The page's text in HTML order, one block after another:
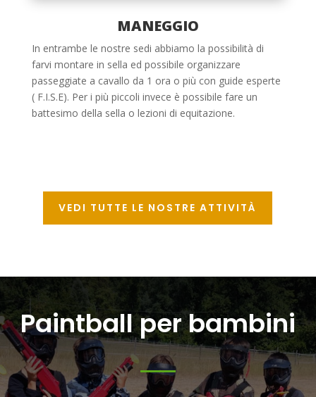
MANEGGIO
In entrambe le nostre sedi abbiamo la possibilità di
farvi montare in sella ed possibile organizzare
passeggiate a cavallo da 1 ora o più con guide esperte
( F.I.S.E). Per i più piccoli invece è possibile fare un
battesimo della sella o lezioni di equitazione.
VEDI TUTTE LE NOSTRE ATTIVITÀ
Paintball per bambini